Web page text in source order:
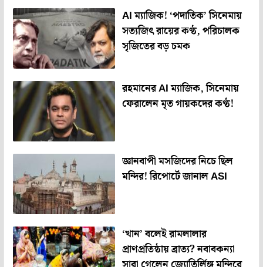
AI ম্যাজিক! ‘পদাতিক’ সিনেমায়
সত্যজিৎ রায়ের কণ্ঠ, পরিচালক
সৃজিতের বড় চমক
রহমানের AI ম্যাজিক, সিনেমায়
ফেরালেন মৃত গায়কদের কণ্ঠ!
জ্ঞানবাপী মসজিদের নিচে ছিল
মন্দির! রিপোর্টে জানাল ASI
‘খান’ বলেই রামলালার
প্রাণপ্রতিষ্ঠায় ব্রাত্য? নবাবকন্যা